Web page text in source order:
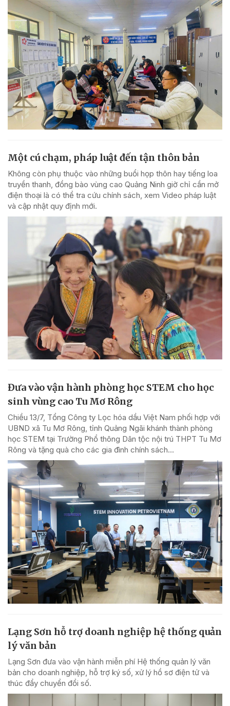
Một cú chạm, pháp luật đến tận thôn bản
Không còn phụ thuộc vào những buổi họp thôn hay tiếng loa
truyền thanh, đồng bào vùng cao Quảng Ninh giờ chỉ cần mở
điện thoại là có thể tra cứu chính sách, xem Video pháp luật
và cập nhật quy định mới.
Đưa vào vận hành phòng học STEM cho học
sinh vùng cao Tu Mơ Rông
Chiều 13/7, Tổng Công ty Lọc hóa dầu Việt Nam phối hợp với
UBND xã Tu Mơ Rông, tỉnh Quảng Ngãi khánh thành phòng
học STEM tại Trường Phổ thông Dân tộc nội trú THPT Tu Mơ
Rông và tặng quà cho các gia đình chính sách...
Lạng Sơn hỗ trợ doanh nghiệp hệ thống quản
lý văn bản
Lạng Sơn đưa vào vận hành miễn phí Hệ thống quản lý văn
bản cho doanh nghiệp, hỗ trợ ký số, xử lý hồ sơ điện tử và
thúc đẩy chuyển đổi số.